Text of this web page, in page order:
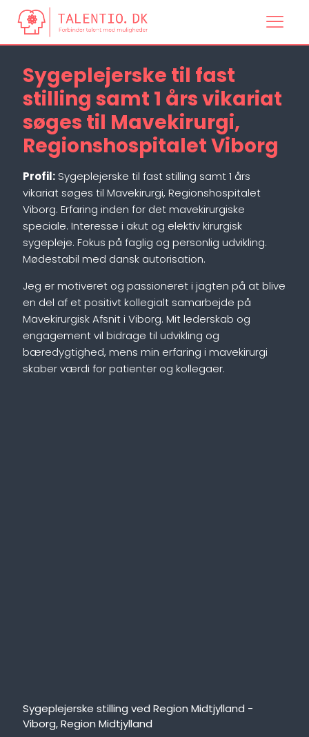
Sygeplejerske til fast
stilling samt 1 års vikariat
søges til Mavekirurgi,
Regionshospitalet Viborg
Profil: Sygeplejerske til fast stilling samt 1 års
vikariat søges til Mavekirurgi, Regionshospitalet
Viborg. Erfaring inden for det mavekirurgiske
speciale. Interesse i akut og elektiv kirurgisk
sygepleje. Fokus på faglig og personlig udvikling.
Mødestabil med dansk autorisation.
Jeg er motiveret og passioneret i jagten på at blive
en del af et positivt kollegialt samarbejde på
Mavekirurgisk Afsnit i Viborg. Mit lederskab og
engagement vil bidrage til udvikling og
bæredygtighed, mens min erfaring i mavekirurgi
skaber værdi for patienter og kollegaer.
Sygeplejerske stilling ved Region Midtjylland -
Viborg, Region Midtjylland